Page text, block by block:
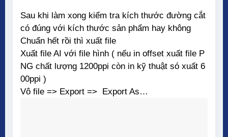
Sau khi làm xong kiểm tra kích thước đường cắt
có đúng với kích thước sản phẩm hay không
Chuẩn hết rồi thì xuất file
Xuất file AI với file hình ( nếu in offset xuất file P
NG chất lượng 1200ppi còn in kỹ thuật só xuất 6
00ppi )
Vô file => Export => Export As…